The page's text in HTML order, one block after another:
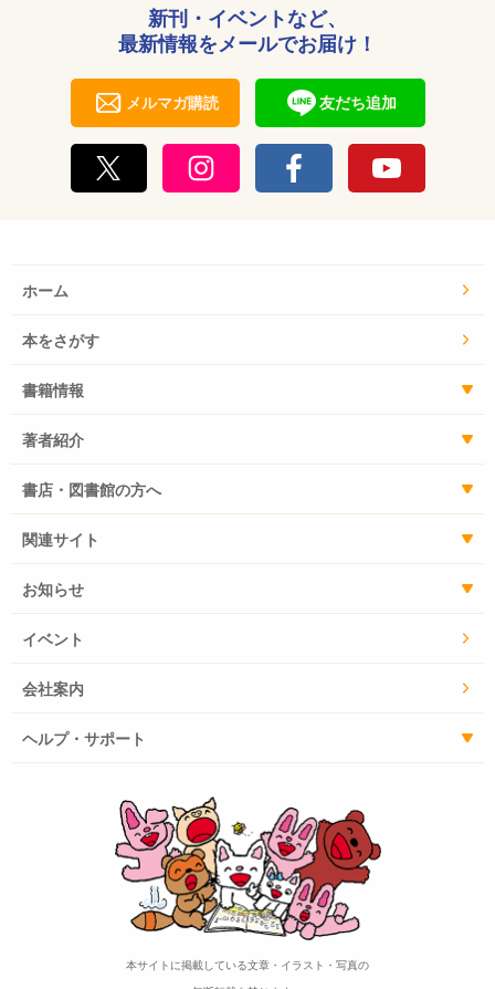
新刊・イベントなど、
最新情報をメールでお届け！
メルマガ購読 友だち追加
ホーム
本をさがす
書籍情報
著者紹介
書店・図書館の方へ
関連サイト
お知らせ
イベント
会社案内
ヘルプ・サポート
本サイトに掲載している文章・イラスト・写真の